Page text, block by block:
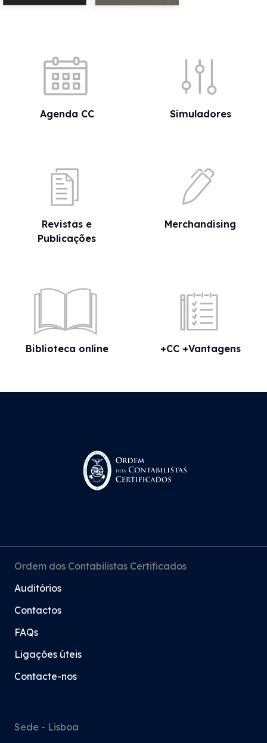
Agenda CC Simuladores
Revistas e
Publicações
Merchandising
Biblioteca online +CC +Vantagens
Ordem dos Contabilistas Certificados
Auditórios
Contactos
FAQs
Ligações úteis
Contacte-nos
Sede - Lisboa